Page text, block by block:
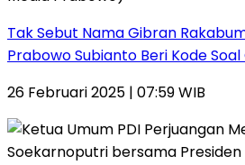
Tak Sebut Nama Gibran
Prabowo Subianto Beri Kode
26 Februari 2025 | 07:59 WIB